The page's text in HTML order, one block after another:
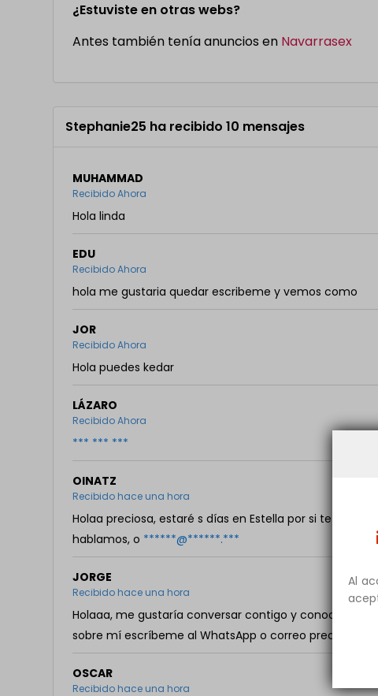
¿Estuviste en otras webs?
Antes también tenía anuncios en Navarrasex
Stephanie25 ha recibido 10 mensajes
MUHAMMAD
Recibido Ahora
Hola linda
EDU
Recibido Ahora
hola me gustaria quedar escribeme y vemos como
JOR
Recibido Ahora
Hola puedes kedar
LÁZARO
Recibido Ahora
*** *** ***
OINATZ
Recibido hace una hora
Holaa preciosa, estaré s días en Estella por si te
hablamos, o ******@******.***
JORGE
Recibido hace una hora
Holaaa, me gustaría conversar contigo y conocerte
sobre mí escríbeme al WhatsApp o correo preciosa.
OSCAR
Recibido hace una hora
Al